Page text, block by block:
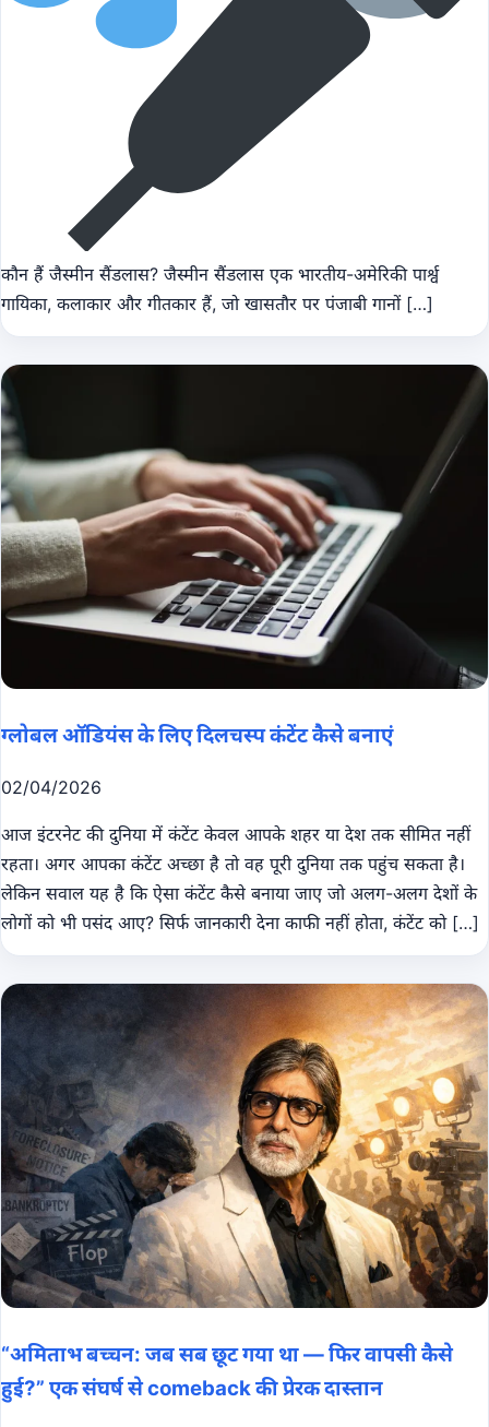
कौन हैं जैस्मीन सैंडलास? जैस्मीन सैंडलास एक भारतीय-अमेरिकी पार्श्व
गायिका, कलाकार और गीतकार हैं, जो खासतौर पर पंजाबी गानों […]
ग्लोबल ऑडियंस के लिए दिलचस्प कंटेंट कैसे बनाएं
02/04/2026
आज इंटरनेट की दुनिया में कंटेंट केवल आपके शहर या देश तक सीमित नहीं
रहता। अगर आपका कंटेंट अच्छा है तो वह पूरी दुनिया तक पहुंच सकता है।
लेकिन सवाल यह है कि ऐसा कंटेंट कैसे बनाया जाए जो अलग-अलग देशों के
लोगों को भी पसंद आए? सिर्फ जानकारी देना काफी नहीं होता, कंटेंट को […]
“अमिताभ बच्चन: जब सब छूट गया था — फिर वापसी कैसे
हुई?” एक संघर्ष से comeback की प्रेरक दास्तान